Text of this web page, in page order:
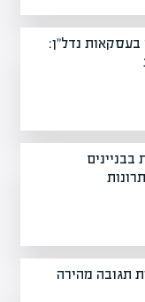
בעסקאות נדל"ן:
תגובה מהירה